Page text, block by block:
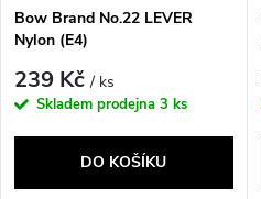
Bow Brand No.22 LEVER
Nylon (E4)
239 Kč/ ks
Skladem prodejna 3 ks
DO KOŠÍKU